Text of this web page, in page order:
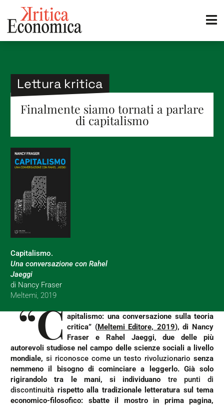
Lettura kritica
Finalmente siamo tornati a parlare
di capitalismo
Capitalismo.
Una conversazione con Rahel
Jaeggi
di Nancy Fraser
Meltemi, 2019
“C apitalismo: una conversazione sulla teoria
critica” (Meltemi Editore, 2019),di Nancy
Fraser e Rahel Jaeggi, due delle più
autorevoli studiose nel campo delle scienze sociali a livello
mondiale, si riconosce come un testo rivoluzionario senza
nemmeno il bisogno di cominciare a leggerlo. Già solo
rigirandolo tra le mani, si individuano tre punti di
discontinuità rispetto alla tradizionale letteratura sul tema
economico-filosofico: sbatte il mostro in prima pagina,